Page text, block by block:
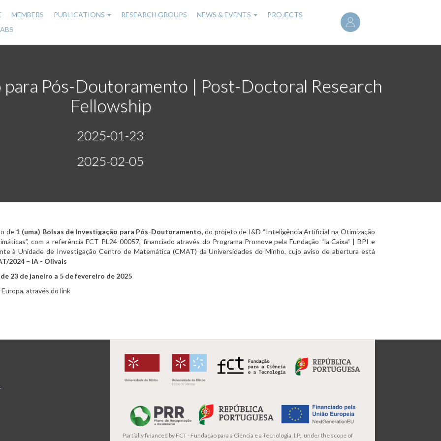
User
account
MEMBERS PUBLICATIONS RESEARCH GROUPS NEWS & EVENTS
PROJECTS
para Pós-Doutoramento | Post-Doctoral Research
Fellowship
2025-01-23
2025-02-05
de 1 (uma) Bolsas de Investigação para Pós-Doutoramento, do projeto de I&D “Inteligência Artificial na Otimização
com a referência FCT PL24-00057, financiado através do Programa Promove pela Fundação “la Caixa” | BPI e
à Unidade de Investigação Centro de Matemática (CMAT) da Universidades do Minho, cujo aviso de abertura está
2024 – IA - Olivais
23 de janeiro a 5 de fevereiro de 2025
Europa, através do link
Partially financed by FCT - Fundação para a Ciência e a Tecnologia, I.P., under the scope of